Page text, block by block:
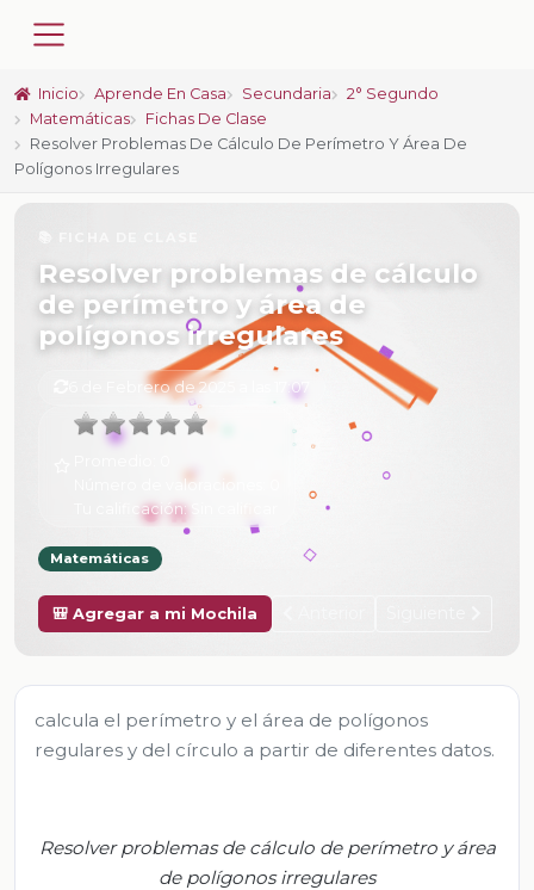
Inicio Aprende En Casa Secundaria
2° Segundo
Matemáticas
Fichas De Clase
Resolver Problemas De Cálculo De Perímetro Y Área De
Polígonos Irregulares
Resolver problemas de cálculo
de perímetro y área de
polígonos irregulares
6 de Febrero de 2025 a las 17:07
Número de valoraciones:
Tu calificación:
Matemáticas
🎒 Agregar a mi Mochila
calcula el perímetro y el área de polígonos
regulares y del círculo a partir de diferentes datos.
Resolver problemas de cálculo de perímetro y área
de polígonos irregulares